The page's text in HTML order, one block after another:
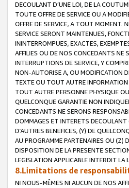
DECOULANT D’UNE LOI, DE LA
TOUTE OFFRE DE SERVICE OU A
OFFRE DE SERVICE, A TOUT MOMENT.
SERVICE SERONT MAINTENUES,
ININTERROMPUES, EXACTES,
AFFILIES OU DE NOS CONCEDANTS NE
INTERRUPTIONS DE SERVICE, Y
NON-AUTORISE A, OU MODIFICATION
TEXTE OU TOUT AUTRE
TOUT AUTRE PERSONNE PHYSIQUE
QUELCONQUE GARANTIE NON
CONCEDANTS NE SERONS
DOMMAGES ET INTERETS
D'AUTRES BENEFICES, (Y) DE
AU PROGRAMME PARTENAIRES OU (Z)
DISPOSITION DE LA PRESENTE
LEGISLATION APPLICABLE INTERDIT LA
8.Limitations de
NI NOUS-MÊMES NI AUCUN DE NOS